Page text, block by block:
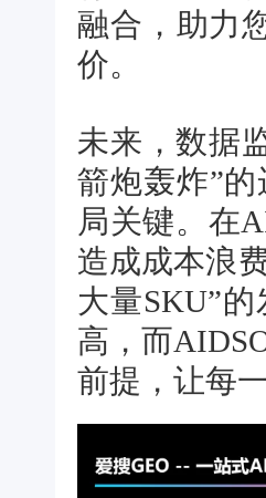
融合，助力
价。
未来，数据
箭炮轰炸”
局关键。在
造成成本浪
大量SKU”
高，而
前提，让每